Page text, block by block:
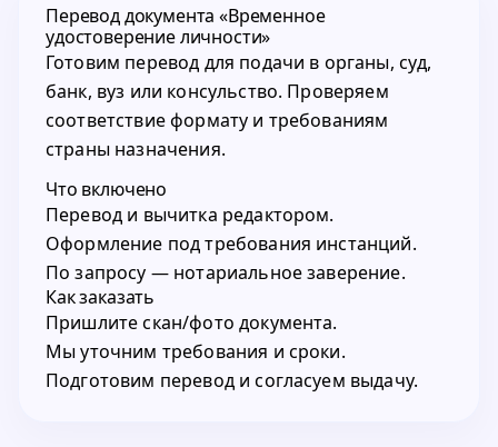
Перевод документа «Временное
удостоверение личности»
Готовим перевод для подачи в органы, суд,
банк, вуз или консульство. Проверяем
соответствие формату и требованиям
страны назначения.
Что включено
Перевод и вычитка редактором.
Оформление под требования инстанций.
По запросу — нотариальное заверение.
Как заказать
Пришлите скан/фото документа.
Мы уточним требования и сроки.
Подготовим перевод и согласуем выдачу.